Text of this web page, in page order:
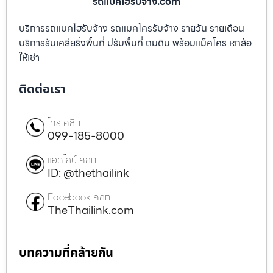
บริการรถแบคโฮรับจ้าง รถแมคโครรับจ้าง รายวัน รายเดือน
บริการรับเคลียริ่งพื้นที่ ปรับพื้นที่ ถมดิน พร้อมแม็คโคร หกล้อ
ให้เช่า
ติดต่อเรา
โทร คลิก
099-185-8000
แอดไลน์ คลิก
ID: @thethailink
Facebook คลิก
TheThailink.com
บทความที่คล้ายกัน